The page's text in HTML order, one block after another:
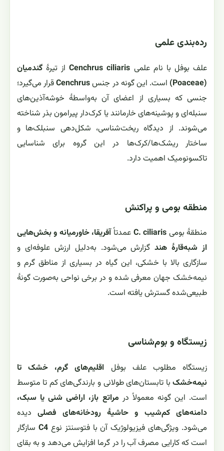
رده‌بندی علمی
علف بوفل با نام علمی Cenchrus ciliarisاز تیرهٔگندمیان
(Poaceae)
است. این گونه در جنسCenchrusقرار می‌گیرد؛
جنسی که بسیاری از اعضای آن به‌واسطهٔ خوشه‌آذین‌های
سنبله‌ای و پوشینه‌های خارمانند یا کرک‌دار پیرامون بذر شناخته
می‌شوند. از دیدگاه ریخت‌شناسی، شکل‌دهی سنبلک‌ها و
ساختار ریشک‌ها/کرک‌ها در این گروه برای شناسایی
تاکسونومیک اهمیت دارد.
منطقه بومی و پراکنش
منطقهٔ بومی C. ciliaris عمدتاًآفریقا، خاورمیانه و بخش‌هایی
از شبه‌قارهٔ هندگزارش می‌شود. به‌دلیل ارزش علوفه‌ای و
سازگاری بالا با خشکی، این گیاه در بسیاری از مناطق گرم و
نیمه‌خشک جهان معرفی شده و در برخی نواحی به‌صورت گونهٔ
طبیعی‌شده گسترش یافته است.
زیستگاه و بوم‌شناسی
زیستگاه مطلوب علف بوفل اقلیم‌های گرم، خشک تا
نیمه‌خشکبا تابستان‌های طولانی و بارندگی‌های کم تا متوسط
است. این گونه معمولاً در مراتع باز، اراضی شنی یا سبک،
دامنه‌های کم‌شیب و حاشیهٔ رودخانه‌های فصلیدیده
می‌شود. ویژگی‌های فیزیولوژیک آن با فتوسنتز نوعC4 سازگار
است که کارایی مصرف آب را در گرما افزایش می‌دهد و به بقای